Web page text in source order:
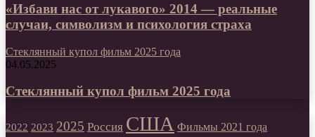
«Избави нас от лукавого» 2014 — реальные
случаи, символизм и психология страха
Стеклянный купол фильм 2025 года
04.05.2025
Стеклянный купол фильм 2025 года
2022 2023 2025 Россия США Фильмы 2021 года